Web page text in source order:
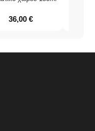
36,00 €